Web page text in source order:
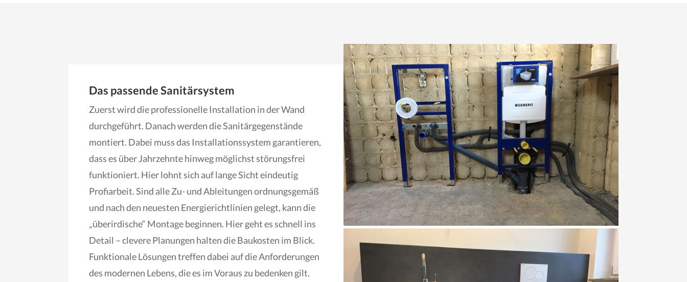
Das passende Sanitärsystem
Zuerst wird die professionelle Installation in der Wand
durchgeführt. Danach werden die Sanitärgegenstände
montiert. Dabei muss das Installationssystem garantieren,
dass es über Jahrzehnte hinweg möglichst störungsfrei
funktioniert. Hier lohnt sich auf lange Sicht eindeutig
Profiarbeit. Sind alle Zu- und Ableitungen ordnungsgemäß
und nach den neuesten Energierichtlinien gelegt, kann die
„überirdische“ Montage beginnen. Hier geht es schnell ins
Detail – clevere Planungen halten die Baukosten im Blick.
Funktionale Lösungen treffen dabei auf die Anforderungen
des modernen Lebens, die es im Voraus zu bedenken gilt.